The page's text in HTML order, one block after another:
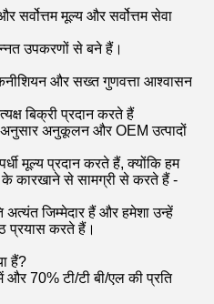
सर्वोत्तम मूल्य और सर्वोत्तम सेवा
उपकरणों से बने हैं।
और सख्त गुणवत्ता आश्वासन
बिक्री प्रदान करते हैं
अनुकूलन और OEM उत्पादों
मूल्य प्रदान करते हैं, क्योंकि हम
के कारखाने से सामग्री से करते हैं -
जिम्मेदार हैं और हमेशा उन्हें
प्रयास करते हैं।
हैं?
और 70% टी/टी बी/एल की प्रति